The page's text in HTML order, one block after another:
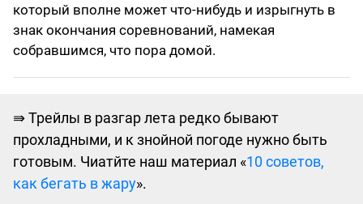
который вполне может что-нибудь и изрыгнуть в
знак окончания соревнований, намекая
собравшимся, что пора домой.
⇛ Трейлы в разгар лета редко бывают
прохладными, и к знойной погоде нужно быть
готовым. Чиатйте наш материал «‎10 советов,
как бегать в жару»‎.